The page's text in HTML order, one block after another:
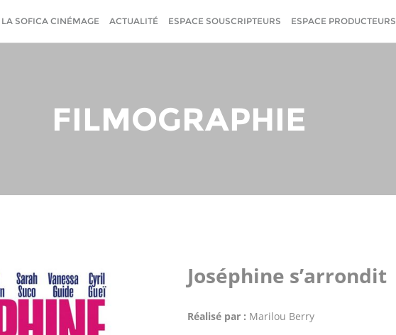
LA SOFICA CINÉMAGE ACTUALITÉ ESPACE SOUSCRIPTEURS ESPACE PRODUCTEURS
FILMOGRAPHIE
Joséphine s’arrondit
Réalisé par : Marilou Berry